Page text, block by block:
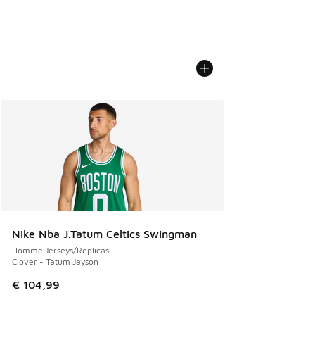
Nike Nba J.Tatum Celtics Swingman
Homme Jerseys/Replicas
Clover - Tatum Jayson
€ 104,99